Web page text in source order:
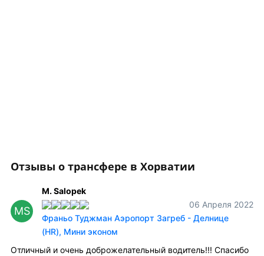
Отзывы о трансфере в Хорватии
MS
M. Salopek
06 Апреля 2022
Франьо Туджман Аэропорт Загреб - Делнице
(HR), Мини эконом
Отличный и очень доброжелательный водитель!!! Спасибо